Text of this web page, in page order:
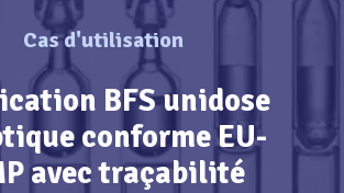
Cas d'utilisation
BFS unidose
conforme EU-
avec traçabilité